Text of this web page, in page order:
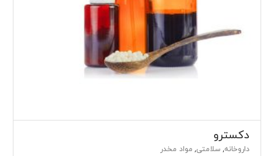
دکسترو
داروخانه, سلامتی, مواد مخدر